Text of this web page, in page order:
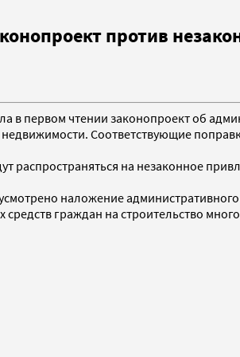
против
в первом чтении законопроект об
Соответствующие
распространяться на незаконное
наложение
граждан на строительство